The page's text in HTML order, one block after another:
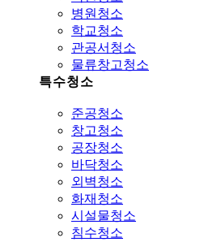
병원청소
학교청소
관공서청소
물류창고청소
특수청소
준공청소
창고청소
공장청소
바닥청소
외벽청소
화재청소
시설물청소
침수청소